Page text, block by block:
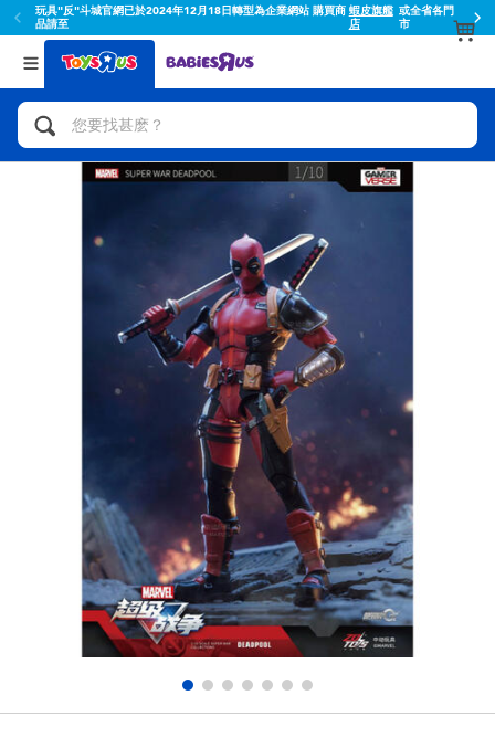
玩具"反"斗城官網已於2024年12月18日轉型為企業網站 購買商
品請至
蝦皮旗艦
店
或全省各門
市
返回
分類目錄
人氣英雄,角色扮演,射擊玩具
腳踏車,滑板車,騎乘車
拼砌組合及樂高LEGO
玩具車,貨車,火車及遙控系列
手工藝,文具,蠟筆,泥膠,畫板
娃娃, 芭比,收藏公仔
電子玩具
遊戲及拼圖系列
益智學習玩具
戶外及運動用品
返回
品牌
Toy Story玩具總動員
Super Mario超級瑪利歐
52TOYS
playpop
LEGO樂高
Barbie芭比
Disney Frozen迪士尼冰雪奇緣